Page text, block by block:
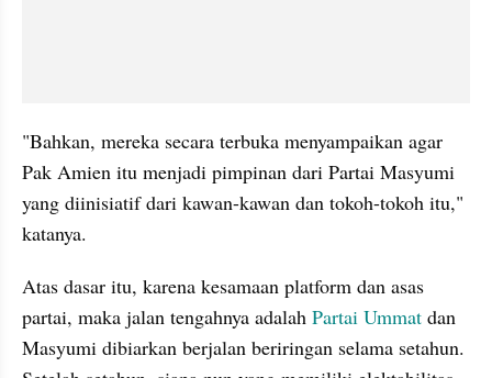
"Bahkan, mereka secara terbuka menyampaikan agar
Pak Amien itu menjadi pimpinan dari Partai Masyumi
yang diinisiatif dari kawan-kawan dan tokoh-tokoh itu,"
katanya.
Atas dasar itu, karena kesamaan platform dan asas
partai, maka jalan tengahnya adalah Partai Ummat
Masyumi dibiarkan berjalan beriringan selama setahun.